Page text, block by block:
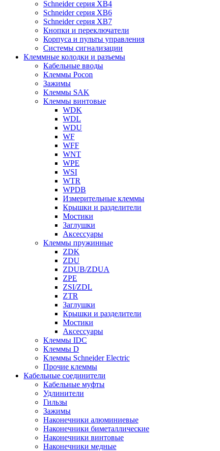
Schneider серия XB4
Schneider серия XB6
Schneider серия XB7
Кнопки и переключатели
Корпуса и пульты управления
Системы сигнализации
Клеммные колодки и разъемы
Кабельные вводы
Клеммы Pocon
Зажимы
Клеммы SAK
Клеммы винтовые
WDK
WDL
WDU
WF
WFF
WNT
WPE
WSI
WTR
WPDB
Измерительные клеммы
Крышки и разделители
Мостики
Заглушки
Аксессуары
Клеммы пружинные
ZDK
ZDU
ZDUB/ZDUA
ZPE
ZSI/ZDL
ZTR
Заглушки
Крышки и разделители
Мостики
Аксессуары
Клеммы IDC
Клеммы D
Клеммы Schneider Electric
Прочие клеммы
Кабельные соединители
Кабельные муфты
Удлинители
Гильзы
Зажимы
Наконечники алюминиевые
Наконечники биметаллические
Наконечники винтовые
Наконечники медные